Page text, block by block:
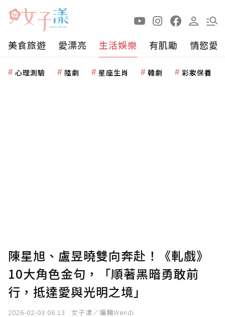
美食旅遊 愛漂亮 生活娛樂 有肌勵 情慾愛
心理測驗 陸劇 星座生肖 韓劇 彩妝保養
陳星旭、盧昱曉雙向奔赴！《軋戲》
10大角色金句，「順著黑暗勇敢前
行，抵達愛與光明之境」
2026-02-03 06:13 女子漾／編輯Wendi